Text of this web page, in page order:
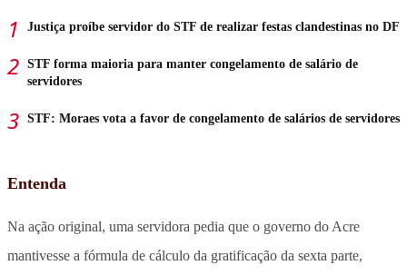
Justiça proíbe servidor do STF de realizar festas clandestinas no DF
STF forma maioria para manter congelamento de salário de
servidores
STF: Moraes vota a favor de congelamento de salários de servidores
Entenda
Na ação original, uma servidora pedia que o governo do Acre
mantivesse a fórmula de cálculo da gratificação da sexta parte,